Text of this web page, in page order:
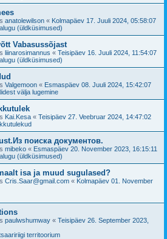
anatolewilson « Kolmapäev 17. Juuli 2024, 05:58:07
(üldküsimused)
Vabasussõjast
liinarosimannus « Teisipäev 16. Juuli 2024, 11:54:07
(üldküsimused)
Valgemoon « Esmaspäev 08. Juuli 2024, 15:42:07
välja lugemine
Kai.Kesa « Teisipäev 27. Veebruar 2024, 14:47:02
поиска документов.
mibeko « Esmaspäev 20. November 2023, 16:15:11
(üldküsimused)
isa ja muud sugulased?
Cris.Saar@gmail.com « Kolmapäev 01. November
paulwshumway « Teisipäev 26. September 2023,
territoorium